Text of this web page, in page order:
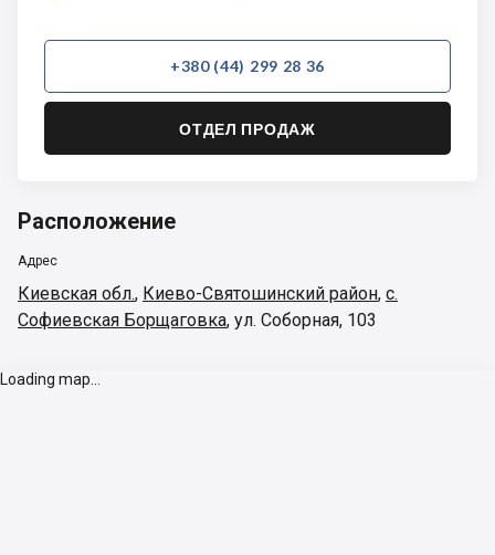
+380 (44) 299 28 36
ОТДЕЛ ПРОДАЖ
Расположение
Адрес
Киевская обл., Киево-Святошинский район, с.
Софиевская Борщаговка, ул. Соборная, 103
Loading map...